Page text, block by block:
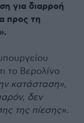
για διαρροή
προς τη
το Βερολίνο
κατάσταση»,
δεν
της πίεσης».